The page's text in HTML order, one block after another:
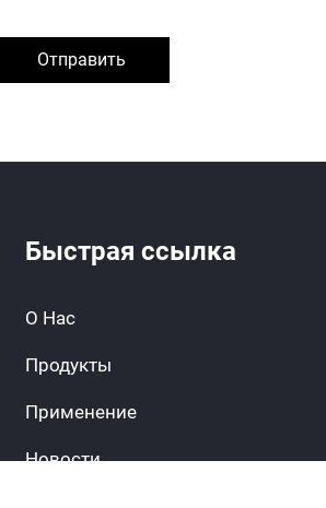
Отправить
Быстрая ссылка
О Нас
Продукты
Применение
Новости